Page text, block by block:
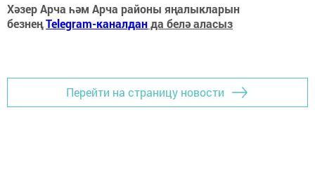
Хәзер Арча һәм Арча районы яңалыкларын
безнеңTelegram-каналданда белә аласыз
Перейти на страницу новости